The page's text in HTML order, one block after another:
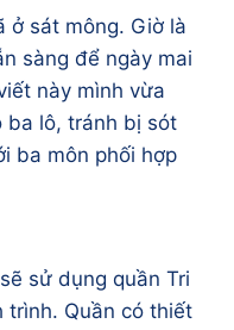
ở sát mông. Giờ là
sàng để ngày mai
này mình vừa
ba lô, tránh bị sót
ba môn phối hợp
sử dụng quần Tri
trình. Quần có thiết